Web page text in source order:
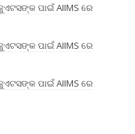
ପାଇଁ AIIMS ରେ
ପାଇଁ AIIMS ରେ
ପାଇଁ AIIMS ରେ